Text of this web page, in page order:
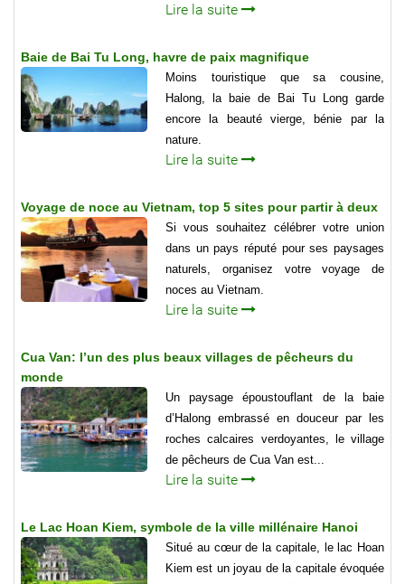
Lire la suite
Baie de Bai Tu Long, havre de paix magnifique
Moins touristique que sa cousine,
Halong, la baie de Bai Tu Long garde
encore la beauté vierge, bénie par la
nature.
Lire la suite
Voyage de noce au Vietnam, top 5 sites pour partir à deux
Si vous souhaitez célébrer votre union
dans un pays réputé pour ses paysages
naturels, organisez votre voyage de
noces au Vietnam.
Lire la suite
Cua Van: l’un des plus beaux villages de pêcheurs du
monde
Un paysage époustouflant de la baie
d’Halong embrassé en douceur par les
roches calcaires verdoyantes, le village
de pêcheurs de Cua Van est...
Lire la suite
Le Lac Hoan Kiem, symbole de la ville millénaire Hanoi
Situé au cœur de la capitale, le lac Hoan
Kiem est un joyau de la capitale évoquée